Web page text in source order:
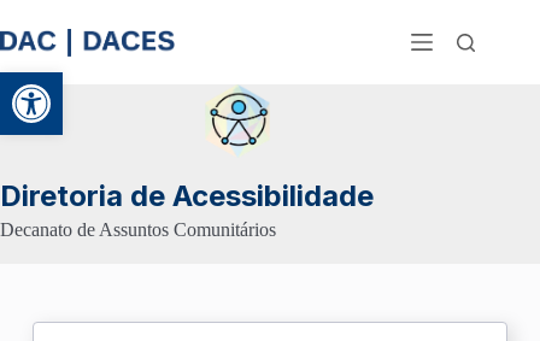
Abrir a barra de ferramentas
Diretoria de Acessibilidade
Decanato de Assuntos Comunitários